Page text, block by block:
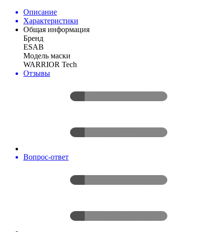
Описание
Характеристики
Общая информация
Бренд
ESAB
Модель маски
WARRIOR Tech
Отзывы
Вопрос-ответ